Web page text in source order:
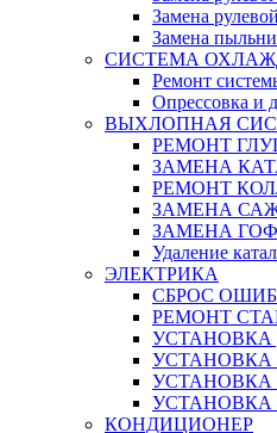
Замена
Замена
СИСТЕМА
Ремонт
Опрессовка и
ВЫХЛОПНАЯ
РЕМОНТ
ЗАМЕНА
РЕМОНТ
ЗАМЕНА
ЗАМЕНА
Удаление
ЭЛЕКТРИКА
СБРОС
РЕМОНТ
УСТАНОВКА
УСТАНОВКА
УСТАНОВКА
УСТАНОВКА
КОНДИЦИОНЕР